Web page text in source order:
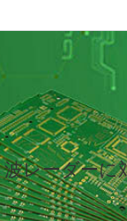
レーダーに